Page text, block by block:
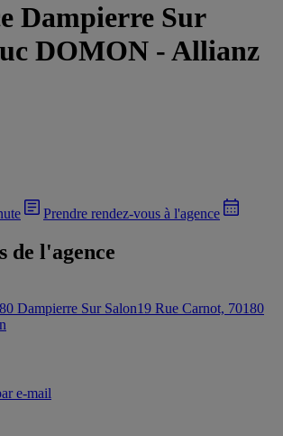
Dampierre Sur
DOMON - Allianz
Prendre rendez-vous à l'agence
de l'agence
Dampierre Sur Salon19 Rue Carnot, 70180
e-mail